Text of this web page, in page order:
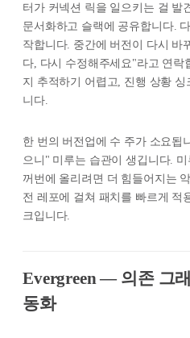
터가 커넥션 릭을 일으키는 걸 발
문서화하고 슬랙에 공유합니다.
작합니다. 중간에 버전이 다시 바
다, 다시 수정해주세요"라고 연
지 추적하기 어렵고, 진행 상황
니다.
한 번의 버전업에 수 주가 소요됩
으니" 미루는 습관이 생깁니다.
꺼번에 올리려면 더 힘들어지는
전 레포에 걸쳐 패치를 빠르게 적
크입니다.
Evergreen — 의존 그
동화